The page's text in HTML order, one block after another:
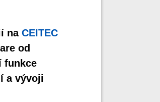
na CEITEC
od
funkce
a vývoji